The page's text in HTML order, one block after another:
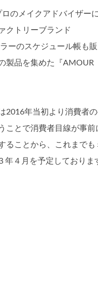
のメイクアドバイザー
クトリーブランド
ーのスケジュール帳も販
製品を集めた『AMOUR
2016年当初より消費者
ことで消費者目線が事前
ることから、これまでも
４月を予定しておりま